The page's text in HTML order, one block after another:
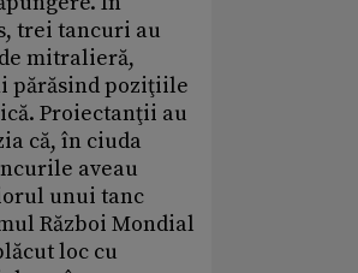
trei tancuri au
mitralieră,
părăsind poziţiile
Proiectanţii au
că, în ciuda
aveau
unui tanc
Război Mondial
loc cu